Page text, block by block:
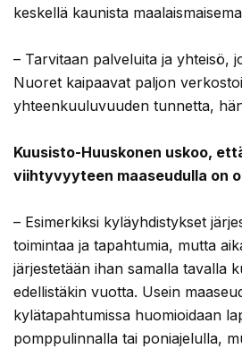
keskellä kaunista
– Tarvitaan palveluita ja yhteisö,
Nuoret kaipaavat paljon
yhteenkuuluvuuden tunnetta,
Kuusisto-Huuskonen uskoo,
viihtyvyyteen maaseudulla on
– Esimerkiksi kyläyhdistykset
toimintaa ja tapahtumia, mutta
järjestetään ihan samalla tavalla
edellistäkin vuotta. Usein
kylätapahtumissa huomioidaan
pomppulinnalla tai poniajelulla,